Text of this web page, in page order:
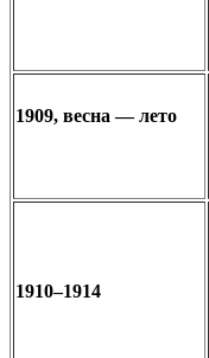
1909, весна — лето
1910–1914